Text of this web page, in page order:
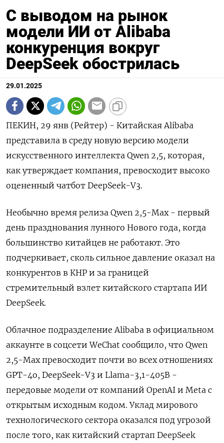
С выводом на рынок
модели ИИ от Alibaba
конкуренция вокруг
DeepSeek обострилась
29.01.2025
ПЕКИН, 29 янв (Рейтер) - Китайская Alibaba
представила в среду новую версию модели
искусственного интеллекта Qwen 2,5, которая,
как утверждает компания, превосходит высоко
оцененный чатбот DeepSeek-V3.
Необычно время релиза Qwen 2,5-Max - первый
день празднования лунного Нового года, когда
большинство китайцев не работают. Это
подчеркивает, сколь сильное давление оказал на
конкурентов в КНР и за границей
стремительный взлет китайского стартапа ИИ
DeepSeek.
Облачное подразделение Alibaba в официальном
аккаунте в соцсети WeChat сообщило, что Qwen
2,5-Max превосходит почти во всех отношениях
GPT-4o, DeepSeek-V3 и Llama-3,1-405B -
передовые модели от компаний OpenAI и Meta с
открытым исходным кодом. Уклад мирового
технологического сектора оказался под угрозой
после того, как китайский стартап DeepSeek